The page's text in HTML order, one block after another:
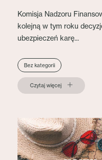
Komisja Nadzoru
kolejną w tym roku
ubezpieczeń karę...
Bez kategorii
Czytaj więcej